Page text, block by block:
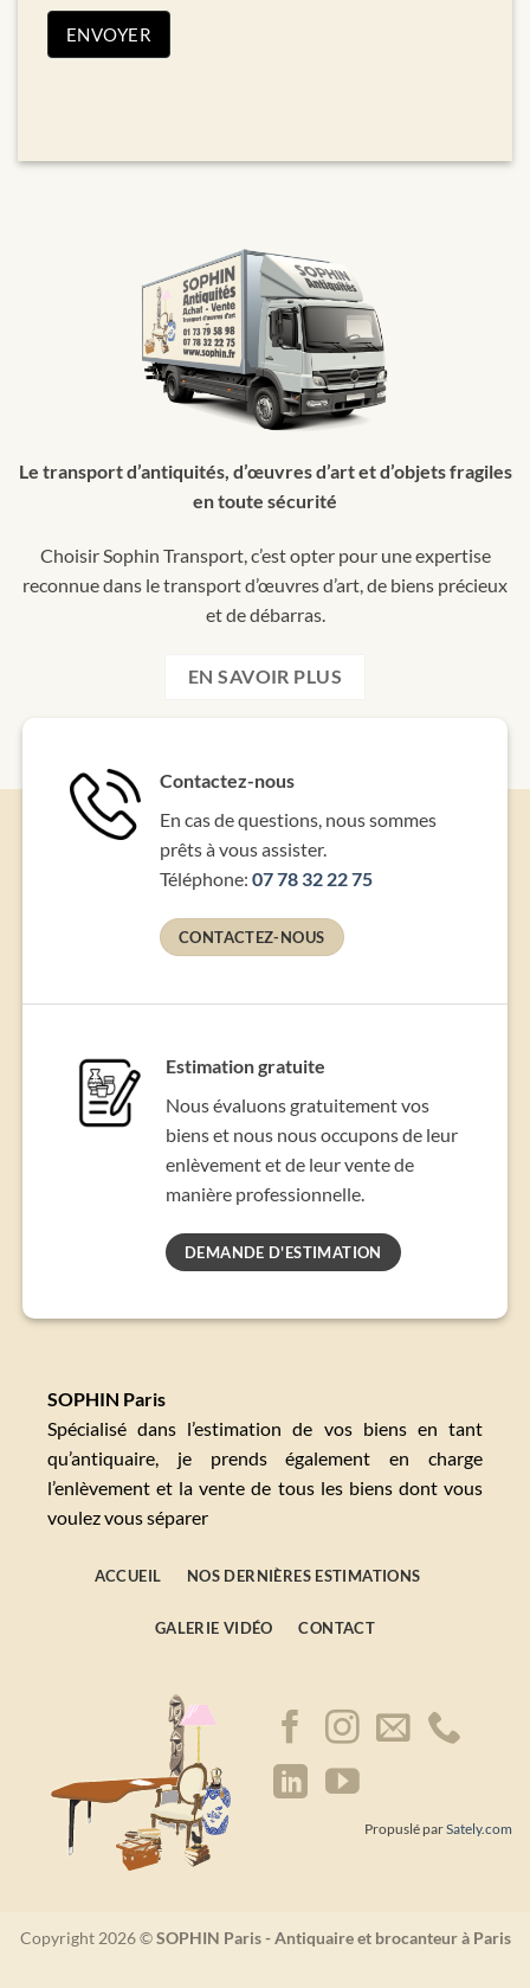
ENVOYER
Le transport d’antiquités, d’œuvres d’art et d’objets fragiles
en toute sécurité
Choisir Sophin Transport, c’est opter pour une expertise
reconnue dans le transport d’œuvres d’art, de biens précieux
et de débarras.
EN SAVOIR PLUS
Contactez-nous
En cas de questions, nous sommes
prêts à vous assister.
Téléphone: 07 78 32 22 75
CONTACTEZ-NOUS
Estimation gratuite
Nous évaluons gratuitement vos
biens et nous nous occupons de leur
enlèvement et de leur vente de
manière professionnelle.
DEMANDE D'ESTIMATION
SOPHIN Paris
Spécialisé dans l’estimation de vos biens en tant
qu’antiquaire, je prends également en charge
l’enlèvement et la vente de tous les biens dont vous
voulez vous séparer
ACCUEIL NOS DERNIÈRES ESTIMATIONS
GALERIE VIDÉO CONTACT
Propuslé parSately.com
Copyright 2026 ©SOPHIN Paris - Antiquaire et brocanteur à Paris